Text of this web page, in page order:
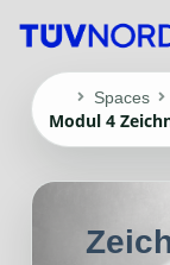
Spaces
Modul 4